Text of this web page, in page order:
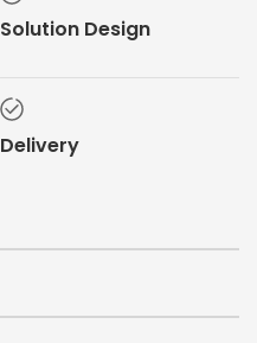
Solution Design
Delivery